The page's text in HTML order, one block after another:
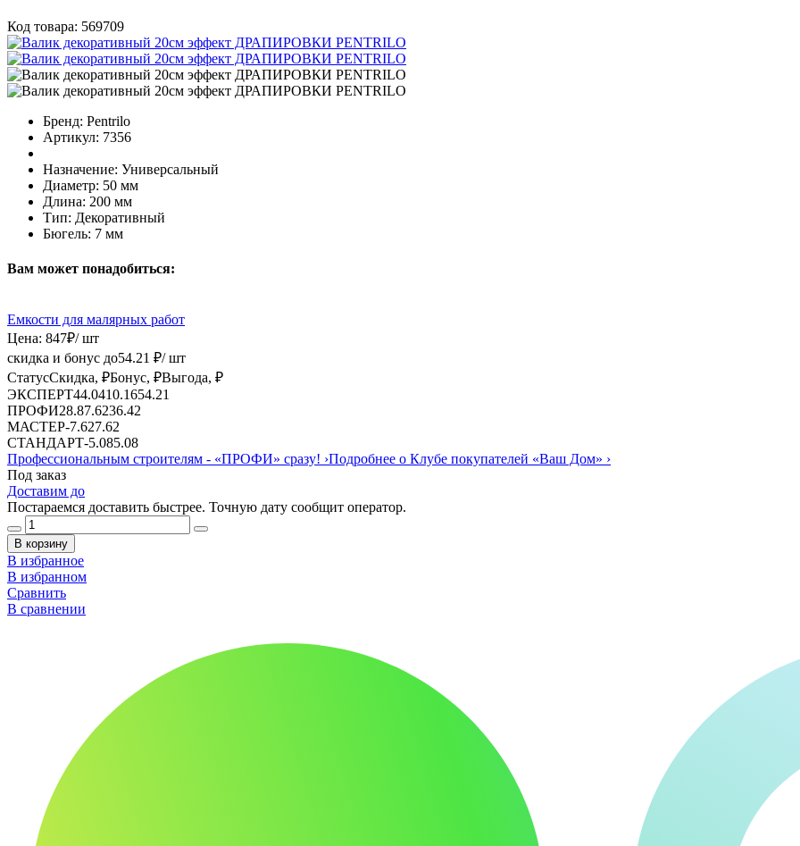
Код товара: 569709
Бренд: Pentrilo
Артикул: 7356
Назначение: Универсальный
Диаметр: 50 мм
Длина: 200 мм
Тип: Декоративный
Бюгель: 7 мм
Вам может понадобиться:
Емкости для малярных работ
Цена: 847₽/ шт
скидка и бонус до54.21 ₽/ шт
СтатусСкидка, ₽Бонус, ₽Выгода, ₽
ЭКСПЕРТ44.0410.1654.21
ПРОФИ28.87.6236.42
МАСТЕР-7.627.62
СТАНДАРТ-5.085.08
Профессиональным строителям - «ПРОФИ» сразу! ›Подробнее о Клубе покупателей «Ваш Дом» ›
Под заказ
Доставим до
Постараемся доставить быстрее. Точную дату сообщит оператор.
В корзину
В избранное
В избранном
Сравнить
В сравнении